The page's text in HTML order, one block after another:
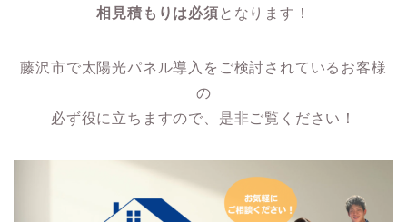
相見積もりは必須 となります！
藤沢市で太陽光パネル導入をご検討されているお客様
の
必ず役に立ちますので、是非ご覧ください！